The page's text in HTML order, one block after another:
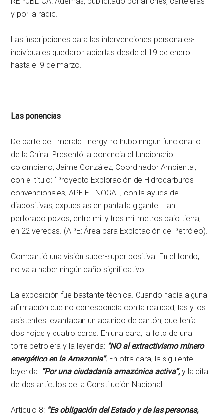
y por la radio.
Las inscripciones para las intervenciones personales-
individuales quedaron abiertas desde el 19 de enero
hasta el 9 de marzo.
Las ponencias
De parte de Emerald Energy no hubo ningún funcionario
de la China. Presentó la ponencia el funcionario
colombiano, Jaime González, Coordinador Ambiental,
con el título: “Proyecto Exploración de Hidrocarburos
convencionales, APE EL NOGAL, con la ayuda de
diapositivas, expuestas en pantalla gigante. Han
perforado pozos, entre mil y tres mil metros bajo tierra,
en 22 veredas. (APE: Área para Explotación de Petróleo).
Compartió una visión super-super positiva. En el fondo,
no va a haber ningún daño significativo.
La exposición fue bastante técnica. Cuando hacía alguna
afirmación que no correspondía con la realidad, las y los
asistentes levantaban un abanico de cartón, que tenía
dos hojas y cuatro caras. En una cara, la foto de una
torre petrolera y la leyenda: “NO al extractivismo minero
energético en la Amazonia”. En otra cara, la siguiente
leyenda: “Por una ciudadanía amazónica activa”,y la cita
de dos artículos de la Constitución Nacional.
Artículo 8: “Es obligación del Estado y de las personas,